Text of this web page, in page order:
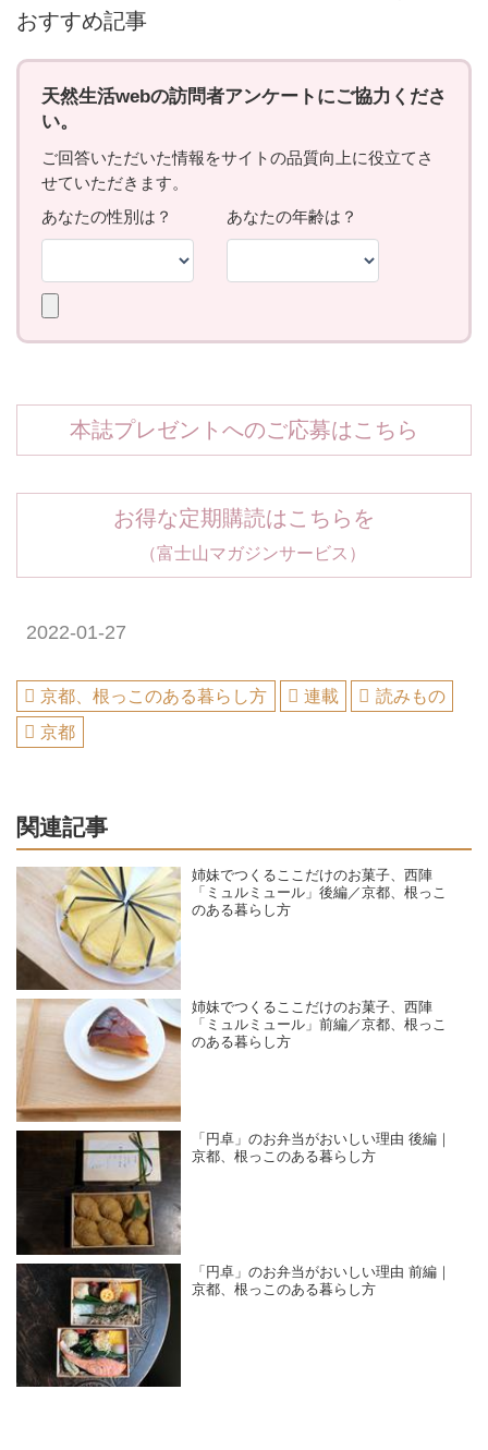
おすすめ記事
本誌プレゼントへのご応募はこちら
お得な定期購読はこちらを
（富士山マガジンサービス）
2022-01-27
京都、根っこのある暮らし方 連載
読みもの
京都
関連記事
姉妹でつくるここだけのお菓子、西陣
「ミュルミュール」後編／京都、根っこ
のある暮らし方
姉妹でつくるここだけのお菓子、西陣
「ミュルミュール」前編／京都、根っこ
のある暮らし方
「円卓」のお弁当がおいしい理由 後編｜
京都、根っこのある暮らし方
「円卓」のお弁当がおいしい理由 前編｜
京都、根っこのある暮らし方